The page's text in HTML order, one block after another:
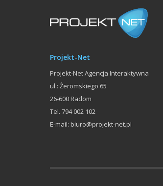
Projekt-Net
Projekt-Net Agencja Interaktywna
ul.: Żeromskiego 65
26-600 Radom
Tel. 794 002 102
E-mail: biuro@projekt-net.pl